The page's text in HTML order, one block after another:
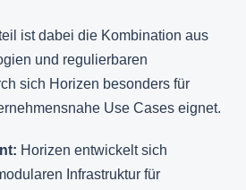
ist dabei die Kombination aus
und regulierbaren
sich Horizen besonders für
Use Cases eignet.
Horizen entwickelt sich
Infrastruktur für